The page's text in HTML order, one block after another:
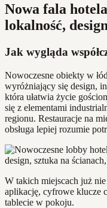
Nowa fala
lokalność,
Jak wygląda
Nowoczesne obiekty w
wyróżniający się design,
która ułatwia życie
się z elementami
regionu. Restauracje na
obsługa lepiej rozumie
W takich miejscach już
aplikację, cyfrowe klucze
tablecie w pokoju.